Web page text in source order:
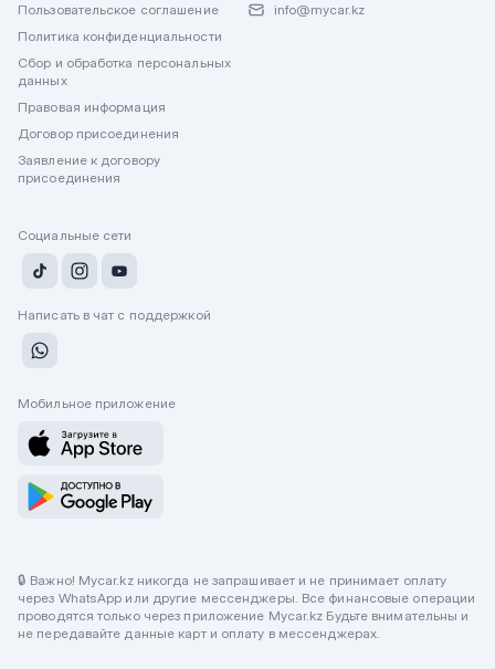
Пользовательское соглашение
Политика конфиденциальности
Сбор и обработка персональных
данных
Правовая информация
Договор присоединения
Заявление к договору
присоединения
info@mycar.kz
Социальные сети
Написать в чат с поддержкой
Мобильное приложение
🔒 Важно! Mycar.kz никогда не запрашивает и не принимает оплату
через WhatsApp или другие мессенджеры. Все финансовые операции
проводятся только через приложение Mycar.kz Будьте внимательны и
не передавайте данные карт и оплату в мессенджерах.